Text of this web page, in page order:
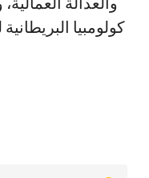
كولومبيا